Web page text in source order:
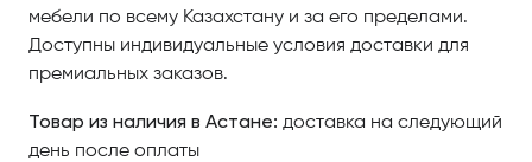
мебели по всему Казахстану и за его пределами.
Доступны индивидуальные условия доставки для
премиальных заказов.
Товар из наличия в Астане: доставка на следующий
день после оплаты